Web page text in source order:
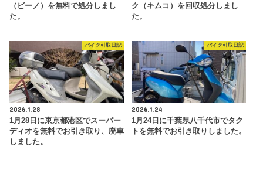
（ビーノ）を無料で処分しまし
た。
ク（キムコ）を回収処分しまし
た。
バイク引取日記
2026.1.28
1月28日に東京都港区でスーパー
ディオを無料でお引き取り、廃車
しました。
バイク引取日記
2026.1.24
1月24日に千葉県八千代市でタク
トを無料でお引き取りしました。